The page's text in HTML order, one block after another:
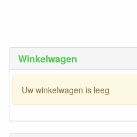
Winkelwagen
Uw winkelwagen is leeg